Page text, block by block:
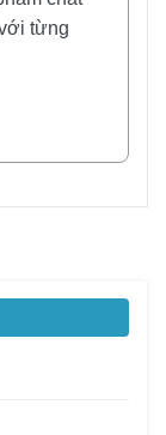
từng